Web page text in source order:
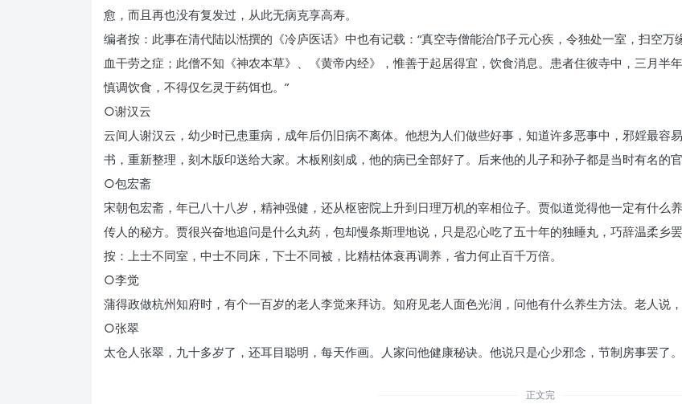
愈，而且再也没有复发过，从此无病克享高寿。
编者按：此事在清代陆以湉撰的《冷庐医话》中也有记载：“真空寺僧能治邝子元心疾，令独处一室，扫空
血干劳之症；此僧不知《神农本草》、《黄帝内经》，惟善于起居得宜，饮食消息。患者住彼寺中，三月半
慎调饮食，不得仅乞灵于药饵也。”
○谢汉云
云间人谢汉云，幼少时已患重病，成年后仍旧病不离体。他想为人们做些好事，知道许多恶事中，邪婬最容
书，重新整理，刻木版印送给大家。木板刚刻成，他的病已全部好了。后来他的儿子和孙子都是当时有名的官
○包宏斋
宋朝包宏斋，年已八十八岁，精神强健，还从枢密院上升到日理万机的宰相位子。贾似道觉得他一定有什么
传人的秘方。贾很兴奋地追问是什么丸药，包却慢条斯理地说，只是忍心吃了五十年的独睡丸，巧辞温柔乡
按：上士不同室，中士不同床，下士不同被，比精枯体衰再调养，省力何止百千万倍。
○李觉
蒲得政做杭州知府时，有个一百岁的老人李觉来拜访。知府见老人面色光润，问他有什么养生方法。老人说
○张翠
太仓人张翠，九十多岁了，还耳目聪明，每天作画。人家问他健康秘诀。他说只是心少邪念，节制房事罢了。
正文完